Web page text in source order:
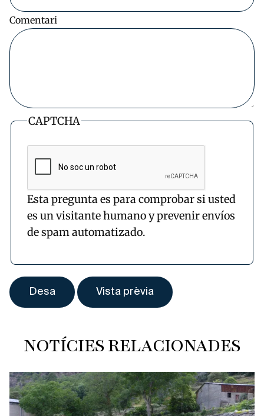
Comentari
CAPTCHA
Esta pregunta es para comprobar si usted
es un visitante humano y prevenir envíos
de spam automatizado.
NOTÍCIES RELACIONADES